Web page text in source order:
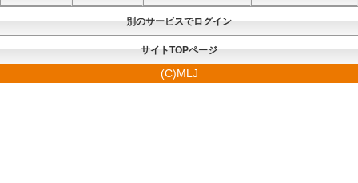
別のサービスでログイン
サイトTOPページ
(C)MLJ